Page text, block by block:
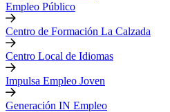
Empleo Público
Centro de Formación La Calzada
Centro Local de Idiomas
Impulsa Empleo Joven
Generación IN Empleo